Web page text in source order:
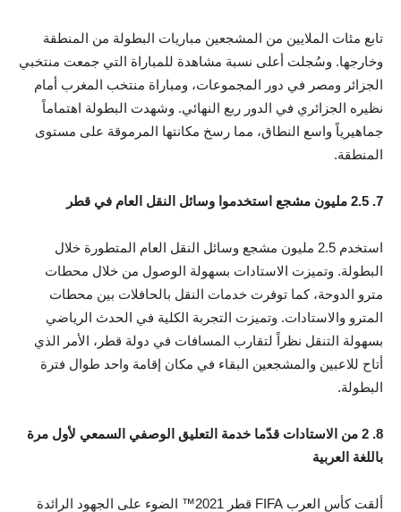
تابع مئات الملايين من المشجعين مباريات البطولة من المنطقة
وخارجها. وسُجلت أعلى نسبة مشاهدة للمباراة التي جمعت منتخبي
الجزائر ومصر في دور المجموعات، ومباراة منتخب المغرب أمام
نظيره الجزائري في الدور ربع النهائي. وشهدت البطولة اهتماماً
جماهيرياً واسع النطاق، مما رسخ مكانتها المرموقة على مستوى
المنطقة.
7. 2.5 مليون مشجع استخدموا وسائل النقل العام في قطر
استخدم 2.5 مليون مشجع وسائل النقل العام المتطورة خلال
البطولة. وتميزت الاستادات بسهولة الوصول من خلال محطات
مترو الدوحة، كما توفرت خدمات النقل بالحافلات بين محطات
المترو والاستادات. وتميزت التجربة الكلية في الحدث الرياضي
بسهولة التنقل نظراً لتقارب المسافات في دولة قطر، الأمر الذي
أتاح للاعبين والمشجعين البقاء في مكان إقامة واحد طوال فترة
البطولة.
8. 2 من الاستادات قدّما خدمة التعليق الوصفي السمعي لأول مرة
باللغة العربية
ألقت كأس العرب FIFA قطر 2021™ الضوء على الجهود الرائدة